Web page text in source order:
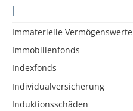
I
Immaterielle Vermögenswerte
Immobilienfonds
Indexfonds
Individualversicherung
Induktionsschäden